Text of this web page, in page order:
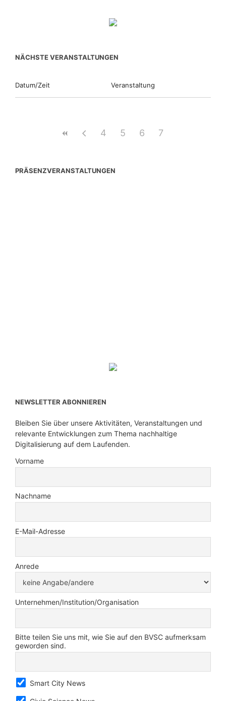
NÄCHSTE VERANSTALTUNGEN
Datum/Zeit Veranstaltung
4 5 6 7
PRÄSENZVERANSTALTUNGEN
NEWSLETTER ABONNIEREN
Bleiben Sie über unsere Aktivitäten, Veranstaltungen und
relevante Entwicklungen zum Thema nachhaltige
Digitalisierung auf dem Laufenden.
Vorname
Nachname
E-Mail-Adresse
Anrede
Unternehmen/Institution/Organisation
Bitte teilen Sie uns mit, wie Sie auf den BVSC aufmerksam
geworden sind.
Smart City News